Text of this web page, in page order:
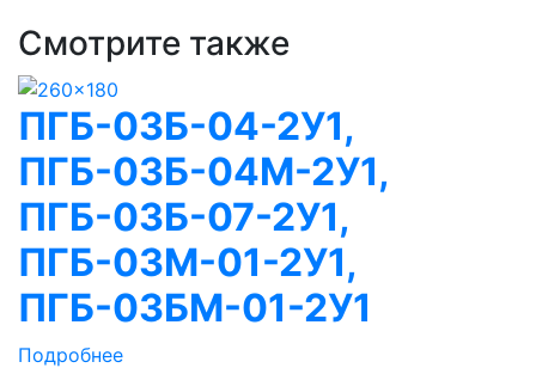
Смотрите также
ПГБ-03Б-04-2У1,
ПГБ-03Б-04М-2У1,
ПГБ-03Б-07-2У1,
ПГБ-03М-01-2У1,
ПГБ-03БМ-01-2У1
Подробнее